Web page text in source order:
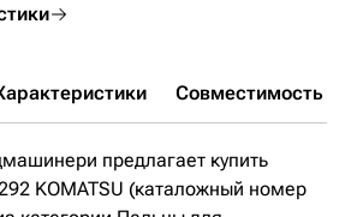
Совместимость
предлагает купить
KOMATSU (каталожный номер